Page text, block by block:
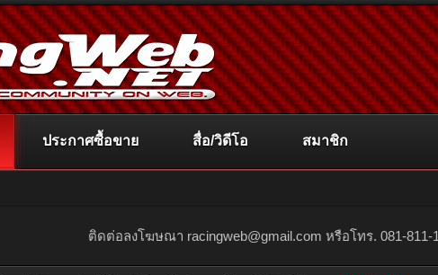
ติดต่อลงโฆษณา racingweb@gmail.com หรือโทร. 081-
ประกาศซื้อขาย สื่อ/วิดีโอ สมาชิก